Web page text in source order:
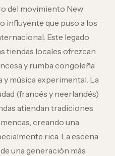
del movimiento New
influyente que puso a los
Este legado
tiendas locales ofrezcan
y rumba congoleña
y música experimental. La
(francés y neerlandés)
atiendan tradiciones
creando una
rica. La escena
una generación más